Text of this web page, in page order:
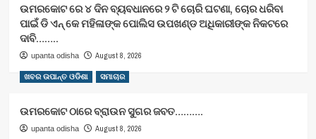
ଉମରକୋଟ ରେ ୪ ଦିନ ବ୍ୟବଧାନରେ ୨ ଟି ଚୋରି ଘଟଣା, ଚୋର ଧରିବା
ପାଇଁ ଡି ଏନ୍ କେ ମହିଳାଙ୍କ ପୋଲିସ ଉପଖଣ୍ଡ ଅଧିକାରୀଙ୍କ ନିକଟରେ
ଦାବି……..
upanta odisha August 8, 2026
ଖବର ଉପାନ୍ତ ଓଡିଶା ସମାଚାର
ଉମରକୋଟ ଠାରେ ବ୍ରାଉନ ସୁଗର ଜବତ……….
upanta odisha August 8, 2026